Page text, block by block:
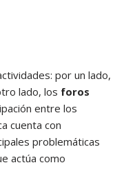
por un lado,
lado, los foros
entre los
cuenta con
problemáticas
actúa como